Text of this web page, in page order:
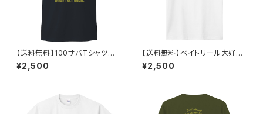
【送料無料】100サバTシャツそ
の3（半袖）
¥2,500
【送料無料】ベイトリール大好き
Tシャツ
¥2,500